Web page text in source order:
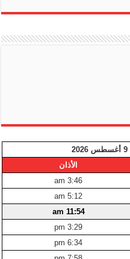
الأذان
3:46 am
5:12 am
11:54 am
3:29 pm
6:34 pm